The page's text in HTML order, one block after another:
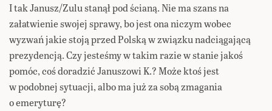
I tak Janusz/Zulu stanął pod ścianą. Nie ma szans na
załatwienie swojej sprawy, bo jest ona niczym wobec
wyzwań jakie stoją przed Polską w związku nadciągającą
prezydencją. Czy jesteśmy w takim razie w stanie jakoś
pomóc, coś doradzić Januszowi K.? Może ktoś jest
w podobnej sytuacji, albo ma już za sobą zmagania
o emeryturę?